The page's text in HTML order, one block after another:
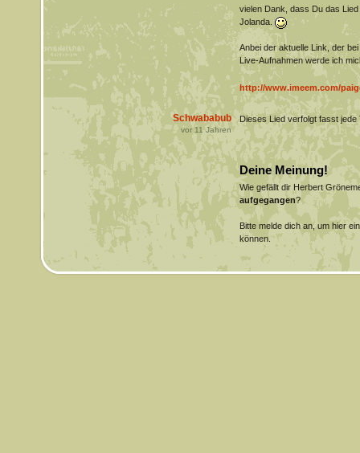
vielen Dank, dass Du das
Jolanda.
Anbei der aktuelle Link, der
Live-Aufnahmen werde ich
http://www.imeem.com/
Schwababub
vor11Jahren
Dieses Lied verfolgt fasst jede
Deine Meinung!
Wie gefällt dir Herbert
aufgegangen?
Bitte melde dich an, um hier
können.